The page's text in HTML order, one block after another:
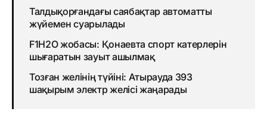
Талдықорғандағы саябақтар автоматты
жүйемен суарылады
F1H2O жобасы: Қонаевта спорт катерлерін
шығаратын зауыт ашылмақ
Тозған желінің түйіні: Атырауда 393
шақырым электр желісі жаңарады